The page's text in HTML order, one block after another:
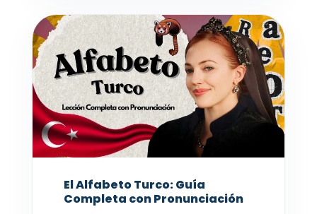
El Alfabeto Turco: Guía
Completa con Pronunciación